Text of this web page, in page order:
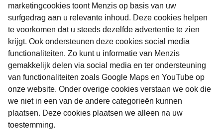
marketingcookies toont Menzis op basis van uw
surfgedrag aan u relevante inhoud. Deze cookies helpen
te voorkomen dat u steeds dezelfde advertentie te zien
krijgt. Ook ondersteunen deze cookies social media
functionaliteiten. Zo kunt u informatie van Menzis
gemakkelijk delen via social media en ter ondersteuning
van functionaliteiten zoals Google Maps en YouTube op
onze website. Onder overige cookies verstaan we ook die
we niet in een van de andere categorieën kunnen
plaatsen. Deze cookies plaatsen we alleen na uw
toestemming.